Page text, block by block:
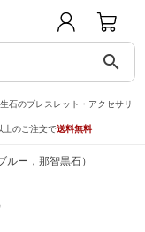
search
石のブレスレット・アクセサリ
上のご注文で送料無料
ルー，那智黒石）